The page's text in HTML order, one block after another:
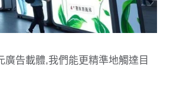
告載體,我們能更精準地觸達目